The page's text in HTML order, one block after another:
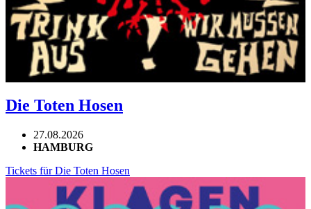
Die Toten Hosen
27.08.2026
HAMBURG
Tickets für Die Toten Hosen